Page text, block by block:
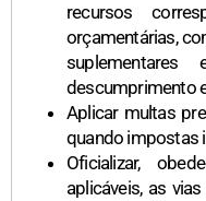
recursos
orçamentárias,
descumprimento
Aplicar multas
quando impostas
Oficializar,
aplicáveis, as